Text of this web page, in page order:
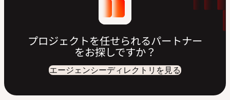
プロジェクトを任せられるパートナー
をお探しですか？
エージェンシーディレクトリを見る